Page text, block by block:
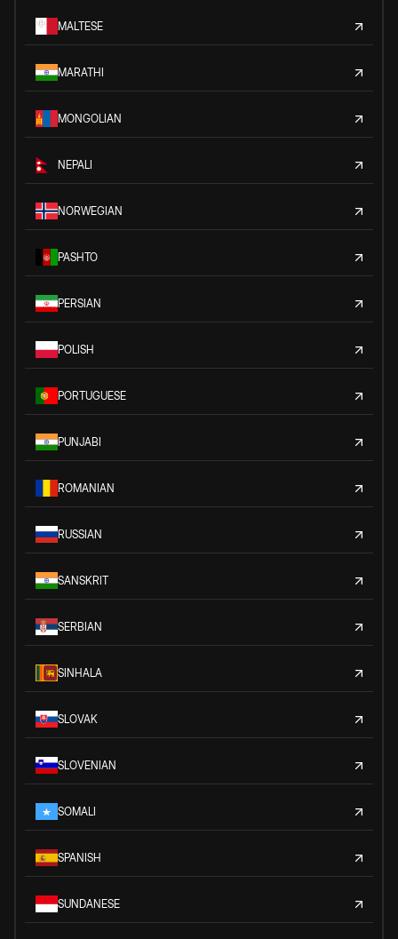
MALTESE
MARATHI
MONGOLIAN
NEPALI
NORWEGIAN
PASHTO
PERSIAN
POLISH
PORTUGUESE
PUNJABI
ROMANIAN
RUSSIAN
SANSKRIT
SERBIAN
SINHALA
SLOVAK
SLOVENIAN
SOMALI
SPANISH
SUNDANESE